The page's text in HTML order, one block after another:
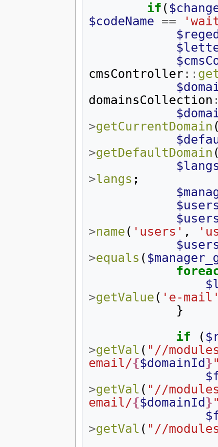
if (
$codeName ==
cmsController ::
domainsCollection
>getCurrentDomain
>getDefaultDomain
>langs ;
>name ( 'users' ,
>equals (
>getValue ( 'e-
}
if
(
>getVal ( "//
email/{$domainId }
>getVal ( "//
email/{$domainId }
>getVal ( "//